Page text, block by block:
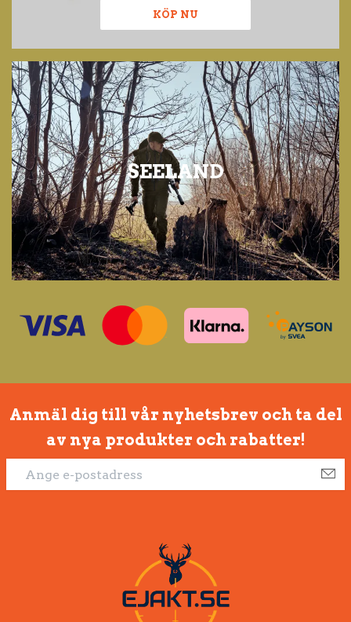
KÖP NU
SEELAND
Anmäl dig till vår nyhetsbrev och ta del
av nya produkter och rabatter!